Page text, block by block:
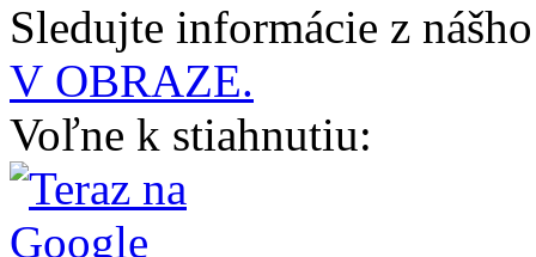
Sledujte informácie z
V OBRAZE.
Voľne k stiahnutiu: